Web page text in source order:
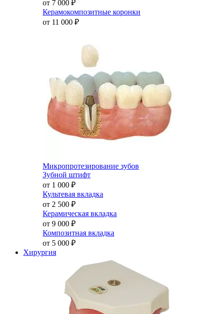
от 7 000 ₽
Керамокомпозитные коронки
от 11 000 ₽
Микропротезирование зубов
Зубной штифт
от 1 000 ₽
Культевая вкладка
от 2 500 ₽
Керамическая вкладка
от 9 000 ₽
Композитная вкладка
от 5 000 ₽
Хирургия